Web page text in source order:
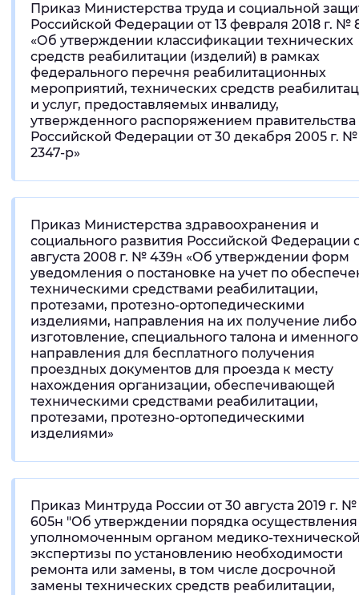
Приказ Министерства труда и социальной
Российской Федерации от 13 февраля 2018 г. №
«Об утверждении классификации технических
средств реабилитации (изделий) в рамках
федерального перечня реабилитационных
мероприятий, технических средств
и услуг, предоставляемых инвалиду,
утвержденного распоряжением правительства
Российской Федерации от 30 декабря 2005 г. №
2347-р»
Приказ Министерства здравоохранения и
социального развития Российской Федерации
августа 2008 г. № 439н «Об утверждении форм
уведомления о постановке на учет по
техническими средствами реабилитации,
протезами, протезно-ортопедическими
изделиями, направления на их получение либо
изготовление, специального талона и именного
направления для бесплатного получения
проездных документов для проезда к месту
нахождения организации, обеспечивающей
техническими средствами реабилитации,
протезами, протезно-ортопедическими
изделиями»
Приказ Минтруда России от 30 августа 2019 г. №
605н "Об утверждении порядка осуществления
уполномоченным органом медико-
экспертизы по установлению необходимости
ремонта или замены, в том числе досрочной
замены технических средств реабилитации,